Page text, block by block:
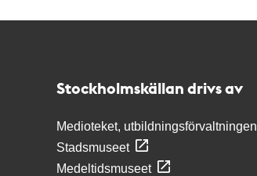
Stockholmskällan drivs av
Medioteket, utbildningsförvaltningen
Stadsmuseet
Medeltidsmuseet